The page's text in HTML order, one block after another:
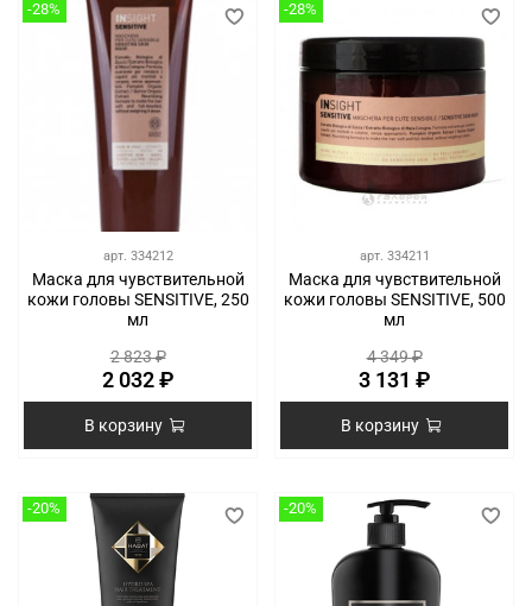
-28%
арт. 334212
Маска для чувствительной
кожи головы SENSITIVE, 250
мл
2 823 ₽
2 032 ₽
В корзину
-28%
арт. 334211
Маска для чувствительной
кожи головы SENSITIVE, 500
мл
4 349 ₽
3 131 ₽
В корзину
-20% -20%